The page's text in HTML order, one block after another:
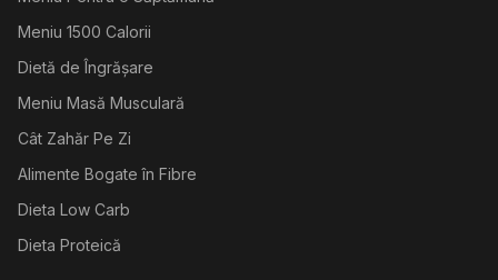
Meniu 1500 Calorii
Dietă de Îngrășare
Meniu Masă Musculară
Cât Zahăr Pe Zi
Alimente Bogate în Fibre
Dieta Low Carb
Dieta Proteică